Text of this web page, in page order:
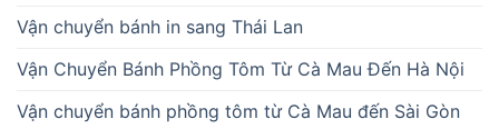
Vận chuyển bánh in sang Thái Lan
Vận Chuyển Bánh Phồng Tôm Từ Cà Mau Đến Hà Nội
Vận chuyển bánh phồng tôm từ Cà Mau đến Sài Gòn